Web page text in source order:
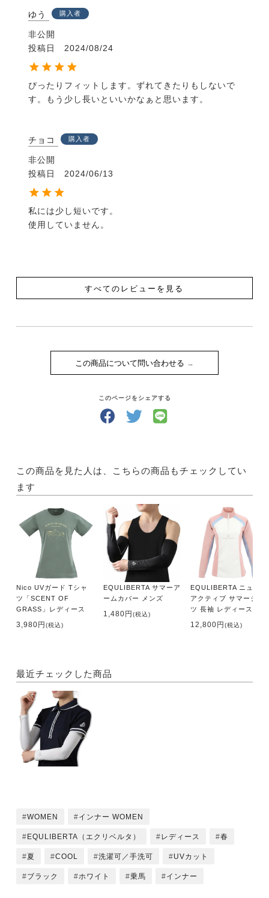
ゆう 購入者
非公開
投稿日
2024/08/24
ぴったりフィットします。ずれてきたりもしないで
す。もう少し長いといいかなぁと思います。
チョコ 購入者
非公開
投稿日
2024/06/13
私には少し短いです。
使用していません。
すべてのレビューを見る
この商品について問い合わせる
このページをシェアする
この商品を見た人は、こちらの商品もチェックしてい
ます
Nico UVガード Tシャ
ツ「SCENT OF
GRASS」レディース
3,980円 (税込)
EQULIBERTA サマーア
ームカバー メンズ
1,480円 (税込)
EQULIBERTA ニュー
アクティブ サマーシャ
ツ 長袖 レディース
12,800円 (税込)
最近チェックした商品
WOMEN インナー WOMEN
EQULIBERTA（エクリベルタ） レディース 春
夏 COOL 洗濯可／手洗可 UVカット
ブラック ホワイト 乗馬 インナー